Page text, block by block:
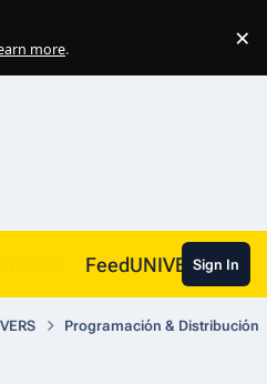
more. ×
FeedUNIVERSSign In
Programación & Distribución